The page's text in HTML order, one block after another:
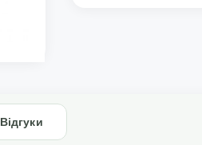
Відгуки